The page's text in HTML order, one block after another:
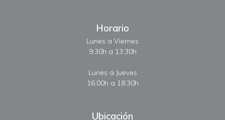
Horario
Lunes a Viernes
9:30h a 13:30h
Lunes a Jueves
16:00h a 18:30h
Ubicación